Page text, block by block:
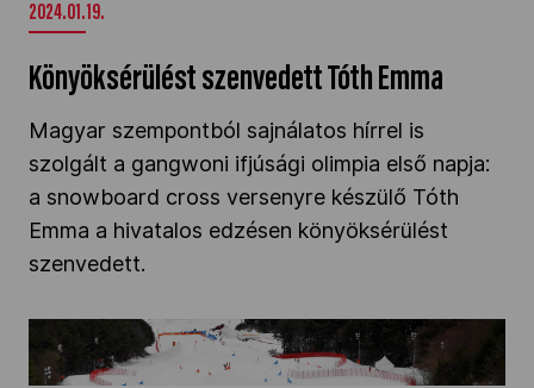
Los Angeles 2028
MOB
Kettőskarrier-program
NOB
2024.01.19.
Könyöksérülést szenvedett Tóth Emma
Magyar szempontból sajnálatos hírrel is
szolgált a gangwoni ifjúsági olimpia első napja:
a snowboard cross versenyre készülő Tóth
Emma a hivatalos edzésen könyöksérülést
szenvedett.
1. nap: YOG2024, január 20. szombat, program,
eredmények" />